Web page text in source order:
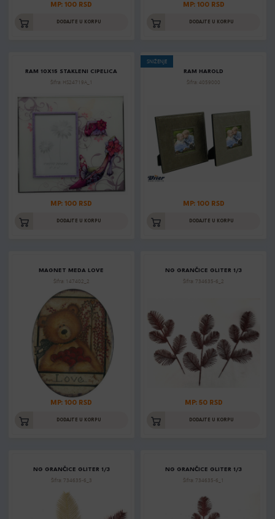
MP: 100 RSD
DODAJTE U KORPU
MP: 100 RSD
DODAJTE U KORPU
RAM 10X15 STAKLENI CIPELICA
Šifra: HS24719A_1
MP: 100 RSD
DODAJTE U KORPU
SNIŽENJE
RAM HAROLD
Šifra: 4059000
MP: 100 RSD
DODAJTE U KORPU
MAGNET MEDA LOVE
Šifra: 147402_2
MP: 100 RSD
DODAJTE U KORPU
NG GRANČICE GLITER 1/3
Šifra: 734635-6_2
MP: 50 RSD
DODAJTE U KORPU
NG GRANČICE GLITER 1/3
Šifra: 734635-6_3
NG GRANČICE GLITER 1/3
Šifra: 734635-6_1